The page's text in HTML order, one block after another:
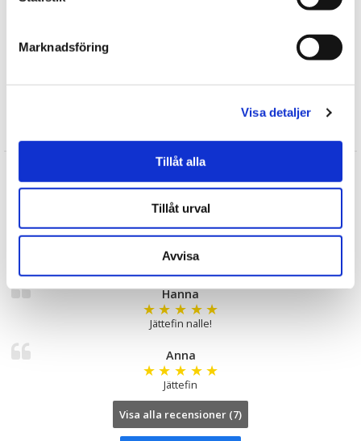
Marknadsföring
Visa detaljer
Tillåt alla
Tillåt urval
Avvisa
Doppresenter
Teddybjörnar
Recensioner
Britt-Marie
★★★★★
🙏
Claes
★ ★
Synnerligen trevlig nalle
Hanna
★ ★ ★ ★ ★
Jättefin nalle!
Anna
★ ★ ★ ★ ★
Jättefin
Visa alla recensioner (7)